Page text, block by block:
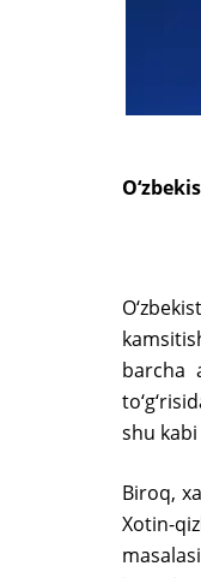
barcha
shu
Biroq,
Xotin-